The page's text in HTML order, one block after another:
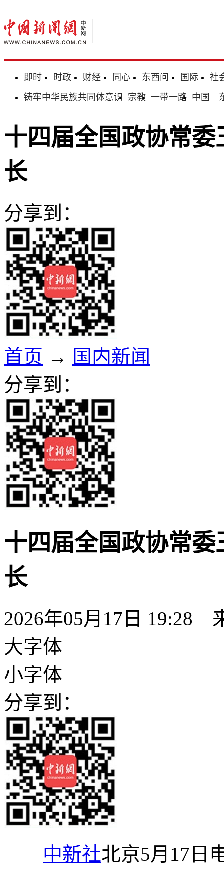
即时 时政 财经 同心 东西问 国际
社
铸牢中华民族共同体意识 宗教 一带一路 中国—
十四届全国政协常
长
分享到：
首页 → 国内新闻
分享到：
十四届全国政协常
长
2026年05月17日 19:28
大字体
小字体
分享到：
中新社北京5月17日